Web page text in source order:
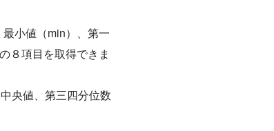
小値（min）、第一
８項目を取得できま
央値、第三四分位数